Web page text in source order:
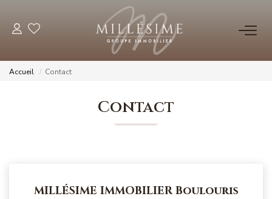
NOS OFFRES
Nos Biens Vendus
Nos Agences
Accueil Contact
Contact
MILLÉSIME IMMOBILIER Boulouris